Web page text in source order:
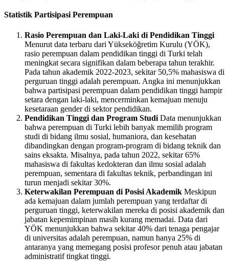
Statistik Partisipasi Perempuan
Rasio Perempuan dan Laki-Laki di Pendidikan Tinggi
Menurut data terbaru dari Yükseköğretim Kurulu (YÖK),
rasio perempuan dalam pendidikan tinggi di Turki telah
meningkat secara signifikan dalam beberapa tahun terakhir.
Pada tahun akademik 2022-2023, sekitar 50,5% mahasiswa di
perguruan tinggi adalah perempuan. Angka ini menunjukkan
bahwa partisipasi perempuan dalam pendidikan tinggi hampir
setara dengan laki-laki, mencerminkan kemajuan menuju
kesetaraan gender di sektor pendidikan.
Pendidikan Tinggi dan Program Studi Data menunjukkan
bahwa perempuan di Turki lebih banyak memilih program
studi di bidang ilmu sosial, humaniora, dan kesehatan
dibandingkan dengan program-program di bidang teknik dan
sains eksakta. Misalnya, pada tahun 2022, sekitar 65%
mahasiswa di fakultas kedokteran dan ilmu sosial adalah
perempuan, sementara di fakultas teknik, perbandingan ini
turun menjadi sekitar 30%.
Keterwakilan Perempuan di Posisi Akademik Meskipun
ada kemajuan dalam jumlah perempuan yang terdaftar di
perguruan tinggi, keterwakilan mereka di posisi akademik dan
jabatan kepemimpinan masih kurang memadai. Data dari
YÖK menunjukkan bahwa sekitar 40% dari tenaga pengajar
di universitas adalah perempuan, namun hanya 25% di
antaranya yang memegang posisi profesor penuh atau jabatan
administratif tingkat tinggi.